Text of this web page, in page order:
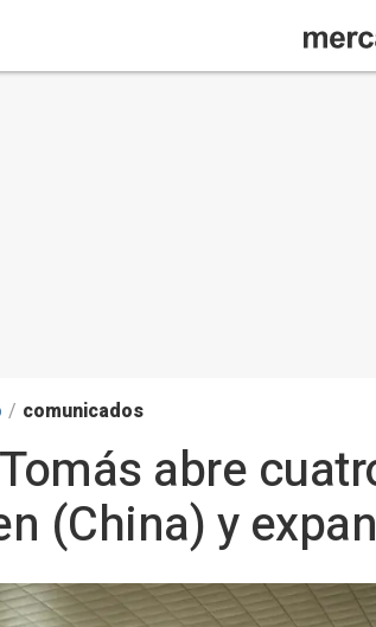
/ comunicados
abre
(China) y